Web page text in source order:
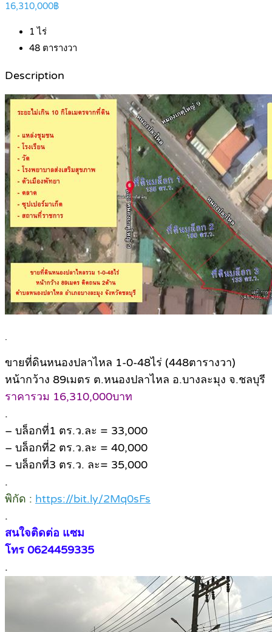
16,310,000฿
1 ไร่
48 ตารางวา
Description
.
ขายที่ดินหนองปลาไหล 1-0-48ไร่ (448ตารางวา)
หน้ากว้าง 89เมตร ต.หนองปลาไหล อ.บางละมุง จ.ชลบุรี
ราคารวม 16,310,000บาท
.
– บล็อกที่1 ตร.ว.ละ = 33,000
– บล็อกที่2 ตร.ว.ละ = 40,000
– บล็อกที่3 ตร.ว. ละ= 35,000
.
พิกัด : https://bit.ly/2Mq0sFs
.
สนใจติดต่อ แซม
โทร 0624459335
.